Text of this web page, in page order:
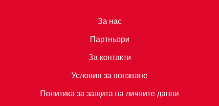
За нас
Партньори
За контакти
Условия за ползване
Политика за защита на личните данни